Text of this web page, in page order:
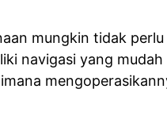
mungkin tidak
navigasi yang